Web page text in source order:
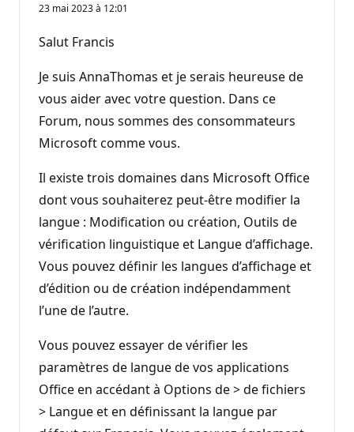
23 mai 2023 à 12:01
Salut Francis
Je suis AnnaThomas et je serais heureuse de
vous aider avec votre question. Dans ce
Forum, nous sommes des consommateurs
Microsoft comme vous.
Il existe trois domaines dans Microsoft Office
dont vous souhaiterez peut-être modifier la
langue : Modification ou création, Outils de
vérification linguistique et Langue d’affichage.
Vous pouvez définir les langues d’affichage et
d’édition ou de création indépendamment
l’une de l’autre.
Vous pouvez essayer de vérifier les
paramètres de langue de vos applications
Office en accédant à Options de > de fichiers
> Langue et en définissant la langue par